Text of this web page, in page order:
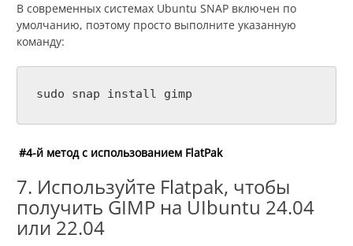
В современных системах Ubuntu SNAP включен по
умолчанию, поэтому просто выполните указанную
команду:
sudo snap install gimp
#4-й метод с использованием FlatPak
7. Используйте Flatpak, чтобы
получить GIMP на UIbuntu 24.04
или 22.04